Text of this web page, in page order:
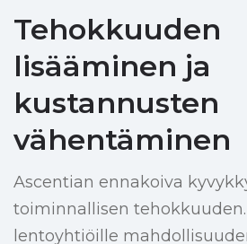
Tehokkuuden
lisääminen ja
kustannusten
vähentäminen
Ascentian ennakoiva
toiminnallisen
lentoyhtiöille